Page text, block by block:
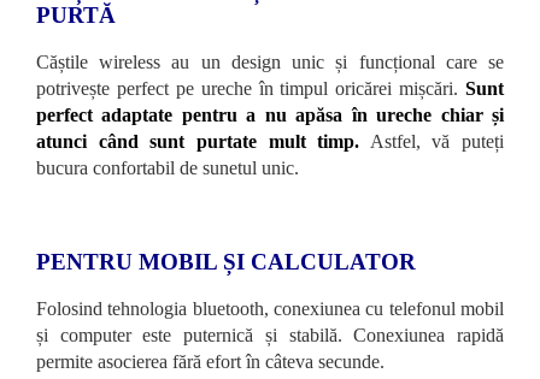
PURTĂ
Căștile wireless au un design unic și funcțional care se
potrivește perfect pe ureche în timpul oricărei mișcări. Sunt
perfect adaptate pentru a nu apăsa în ureche chiar și
atunci când sunt purtate mult timp. Astfel, vă puteți
bucura confortabil de sunetul unic.
PENTRU MOBIL ȘI CALCULATOR
Folosind tehnologia bluetooth, conexiunea cu telefonul mobil
și computer este puternică și stabilă. Conexiunea rapidă
permite asocierea fără efort în câteva secunde.